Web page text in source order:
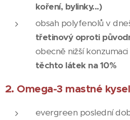
koření, bylinky...)
obsah polyfenolů v
třetinový oproti
obecně nižší
těchto látek na 10%
2. Omega-3 mastné
evergreen poslední